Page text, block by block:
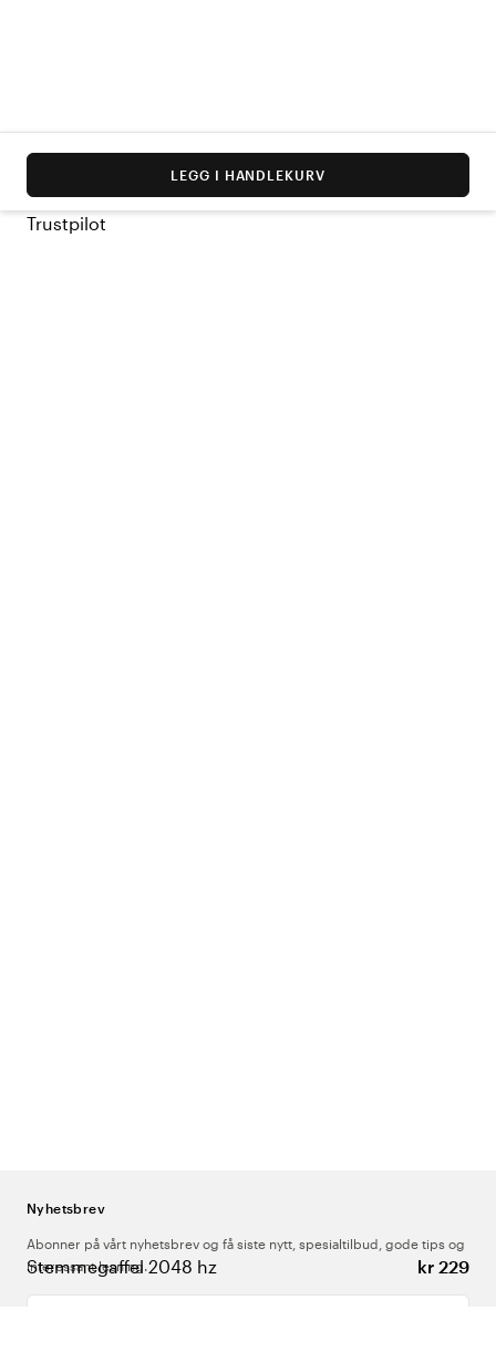
Stemmegaffel 2048 hz kr 229
LEGG I HANDLEKURV
Trustpilot
Nyhetsbrev
Abonner på vårt nyhetsbrev og få siste nytt, spesialtilbud, gode tips og
interessant lesning.
Skriv inn din e-postadresse